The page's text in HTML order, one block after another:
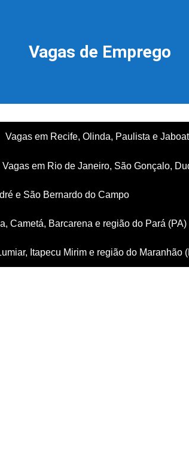
Vagas de Emprego
Vagas em Recife, Olinda, Paulista e
Vagas em Rio de Janeiro, São Gonçalo,
e São Bernardo do Campo
Cametá, Barcarena e região do Pará (PA)
Itapecu Mirim e região do Maranhão